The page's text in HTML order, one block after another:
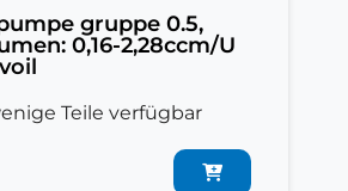
gruppe 0.5,
0,16-2,28ccm/U
Teile verfügbar